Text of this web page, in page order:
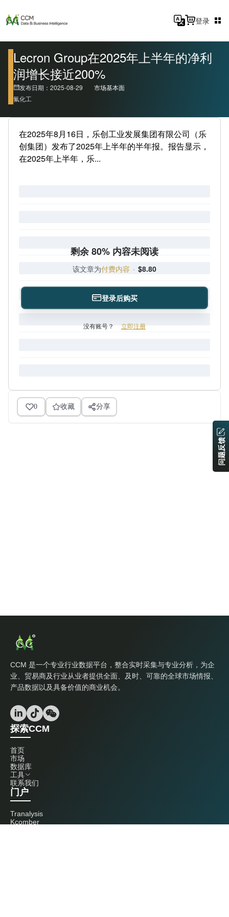
登录
Lecron Group在2025年上半年的净利
润增长接近200%
发布日期：2025-08-29
市场基本面
氟化工
在2025年8月16日，乐创工业发展集团有限公司（乐
创集团）发布了2025年上半年的半年报。报告显示，
在2025年上半年，乐...
剩余 80% 内容未阅读
该文章为付费内容 · $8.80
登录后购买
没有账号？ 立即注册
0 收藏 分享
CCM 是一个专业行业数据平台，整合实时采集与专业分析，为企
业、贸易商及行业从业者提供全面、及时、可靠的全球市场情报、
产品数据以及具备价值的商业机会。
探索CCM
首页
市场
数据库
工具
联系我们
门户
Tranalysis
Kcomber
问题反馈